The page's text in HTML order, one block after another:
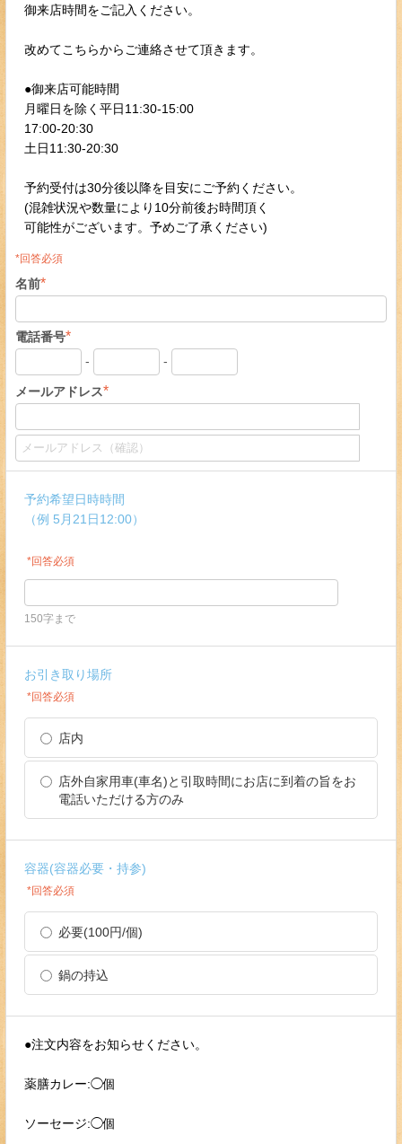
御来店時間をご記入ください。
改めてこちらからご連絡させて頂きます。
●御来店可能時間
月曜日を除く平日11:30-15:00
17:00-20:30
土日11:30-20:30
予約受付は30分後以降を目安にご予約ください。
(混雑状況や数量により10分前後お時間頂く
可能性がございます。予めご了承ください)
*回答必須
名前*
電話番号*
- -
メールアドレス*
予約希望日時時間
（例 5月21日12:00）
*回答必須
150字まで
お引き取り場所
*回答必須
店内
店外自家用車(車名)と引取時間にお店に到着の旨をお
電話いただける方のみ
容器(容器必要・持参)
*回答必須
必要(100円/個)
鍋の持込
●注文内容をお知らせください。
薬膳カレー:◯個
ソーセージ:◯個